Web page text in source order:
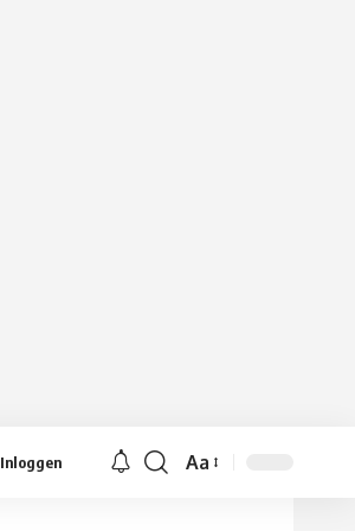
Inloggen
Lettergrootte
Aa